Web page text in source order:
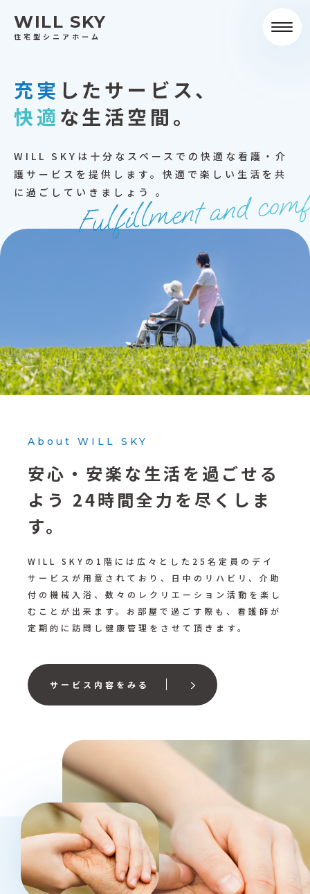
WILL SKY
住宅型シニアホーム
toggle
充実 したサービス、
快適 な生活空間。
WILL SKYは十分なスペースでの 快適な看護・介
護サービスを提供します。 快適で楽しい生活を共
に過ごしていきましょう 。
Fulfillment and
About WILL SKY
安心・安楽な生活を過ごせる
よう 24時間全力を尽くしま
す。
WILL SKYの1階には広々とした25名定員のデイ
サービスが用意されており、日中のリハビリ、介助
付の機械入浴、数々のレクリエーション活動を楽し
むことが出来ます。お部屋で過ごす際も、看護師が
定期的に訪問し健康管理をさせて頂きます。
サービス内容をみる